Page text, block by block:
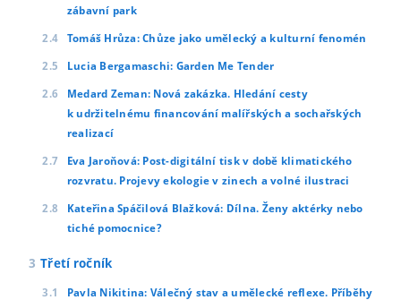
zábavní park
Tomáš Hrůza: Chůze jako umělecký a kulturní fenomén
Lucia Bergamaschi: Garden Me Tender
Medard Zeman: Nová zakázka. Hledání cesty
k udržitelnému financování malířských a sochařských
realizací
Eva Jaroňová: Post-digitální tisk v době klimatického
rozvratu. Projevy ekologie v zinech a volné ilustraci
Kateřina Spáčilová Blažková: Dílna. Ženy aktérky nebo
tiché pomocnice?
Třetí ročník
Pavla Nikitina: Válečný stav a umělecké reflexe. Příběhy